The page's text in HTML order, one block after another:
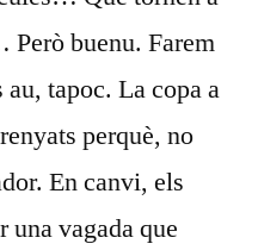
buenu. Farem
tapoc. La copa a
perquè, no
En canvi, els
una vagada que